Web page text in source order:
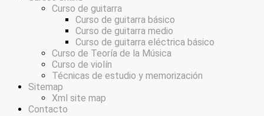
Curso de guitarra
Curso de guitarra básico
Curso de guitarra medio
Curso de guitarra eléctrica básico
Curso de Teoría de la Música
Curso de violín
Técnicas de estudio y memorización
Sitemap
Xml site map
Contacto